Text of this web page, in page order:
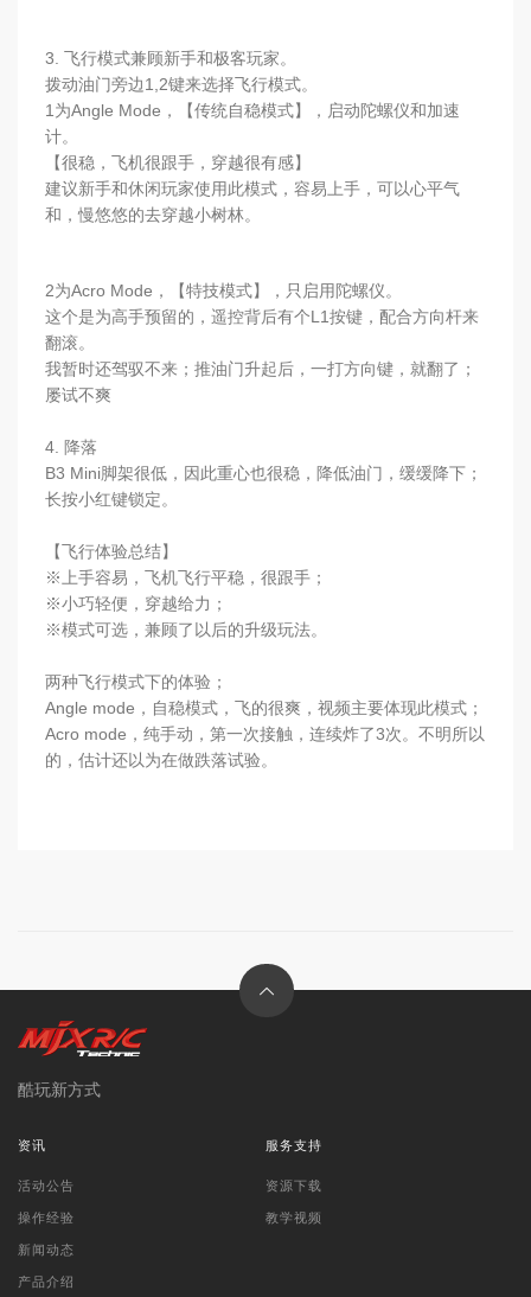
3. 飞行模式兼顾新手和极客玩家。
拨动油门旁边1,2键来选择飞行模式。
1为Angle Mode，【传统自稳模式】，启动陀螺仪和加速
计。
【很稳，飞机很跟手，穿越很有感】
建议新手和休闲玩家使用此模式，容易上手，可以心平气
和，慢悠悠的去穿越小树林。
2为Acro Mode，【特技模式】，只启用陀螺仪。
这个是为高手预留的，遥控背后有个L1按键，配合方向杆来
翻滚。
我暂时还驾驭不来；推油门升起后，一打方向键，就翻了；
屡试不爽
4. 降落
B3 Mini脚架很低，因此重心也很稳，降低油门，缓缓降下；
长按小红键锁定。
【飞行体验总结】
※上手容易，飞机飞行平稳，很跟手；
※小巧轻便，穿越给力；
※模式可选，兼顾了以后的升级玩法。
两种飞行模式下的体验；
Angle mode，自稳模式，飞的很爽，视频主要体现此模式；
Acro mode，纯手动，第一次接触，连续炸了3次。不明所以
的，估计还以为在做跌落试验。
酷玩新方式
资讯
活动公告
操作经验
新闻动态
产品介绍
服务支持
资源下载
教学视频